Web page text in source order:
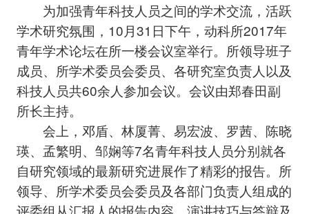
为加强青年科技人员之间的学术交流，活跃
学术研究氛围，10月31日下午，动科所2017年
青年学术论坛在所一楼会议室举行。所领导班子
成员、所学术委员会委员、各研究室负责人以及
科技人员共60余人参加会议。会议由郑春田副
所长主持。
会上，邓盾、林厦菁、易宏波、罗茜、陈晓
瑛、孟繁明、邹娴等7名青年科技人员分别就各
自研究领域的最新研究进展作了精彩的报告。所
领导、所学术委员会委员及各部门负责人组成的